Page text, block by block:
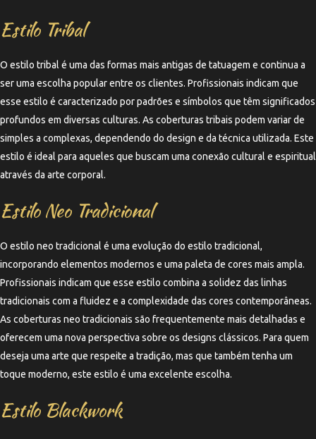
Estilo Tribal
O estilo tribal é uma das formas mais antigas de tatuagem e continua a
ser uma escolha popular entre os clientes. Profissionais indicam que
esse estilo é caracterizado por padrões e símbolos que têm significados
profundos em diversas culturas. As coberturas tribais podem variar de
simples a complexas, dependendo do design e da técnica utilizada. Este
estilo é ideal para aqueles que buscam uma conexão cultural e espiritual
através da arte corporal.
Estilo Neo Tradicional
O estilo neo tradicional é uma evolução do estilo tradicional,
incorporando elementos modernos e uma paleta de cores mais ampla.
Profissionais indicam que esse estilo combina a solidez das linhas
tradicionais com a fluidez e a complexidade das cores contemporâneas.
As coberturas neo tradicionais são frequentemente mais detalhadas e
oferecem uma nova perspectiva sobre os designs clássicos. Para quem
deseja uma arte que respeite a tradição, mas que também tenha um
toque moderno, este estilo é uma excelente escolha.
Estilo Blackwork